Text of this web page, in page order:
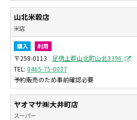
山北米穀店
米店
購入 利用
〒258-0113
足柄上郡山北町山北3396
0465-75-0037
予約販売のため事前確認必要
ヤオマサ㈱大井町店
スーパー